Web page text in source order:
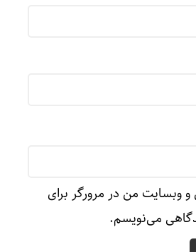
و وبسایت من در مرورگر برای
می‌نویسم.